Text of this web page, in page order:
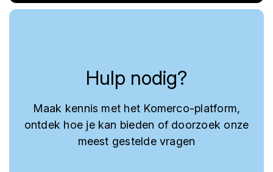
Hulp nodig?
Maak kennis met het Komerco-platform,
ontdek hoe je kan bieden of doorzoek onze
meest gestelde vragen